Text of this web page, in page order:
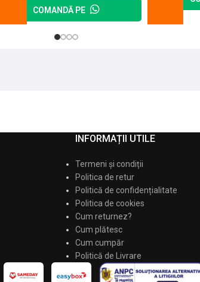
COMANDĂ PE
INFORMAȚII UTILE
Termeni și condiții
Politica de retur
Politică de confidențialitate
Politica de cookies
Cum returnez?
Cum plătesc
Cum cumpăr
Politică de Livrare